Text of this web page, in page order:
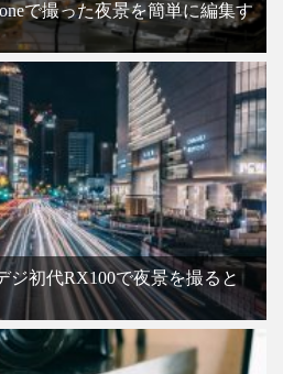
で撮った夜景を簡単に編集す
ジ初代RX100で夜景を撮ると